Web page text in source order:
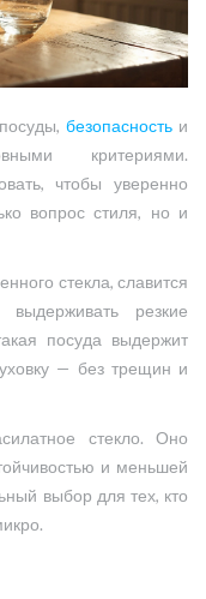
безопасностьи
критериями.
чтобы уверенно
вопрос стиля, но и
стекла, славится
резкие
посуда выдержит
— без трещин и
стекло. Оно
и меньшей
выбор для тех, кто